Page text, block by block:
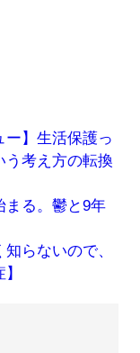
ー】生活保護っ
う考え方の転換
まる。鬱と9年
らないので、